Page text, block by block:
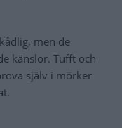
men de
känslor. Tufft och
själv i mörker